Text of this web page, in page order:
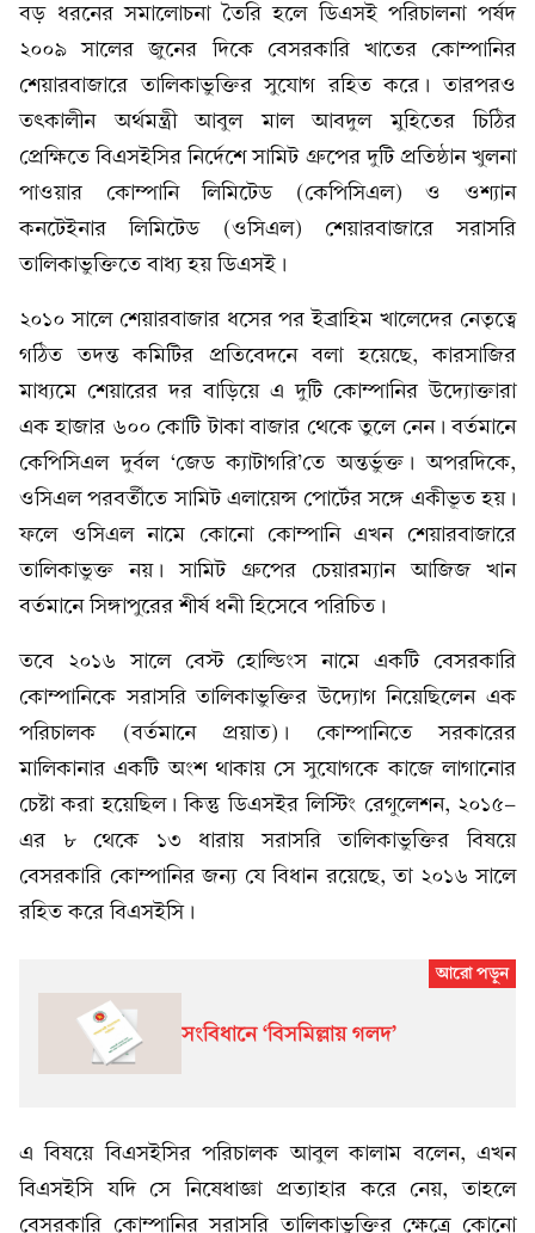
বড় ধরনের সমালোচনা তৈরি হলে ডিএসই পরিচালনা পর্ষদ
২০০৯ সালের জুনের দিকে বেসরকারি খাতের কোম্পানির
শেয়ারবাজারে তালিকাভুক্তির সুযোগ রহিত করে। তারপরও
তৎকালীন অর্থমন্ত্রী আবুল মাল আবদুল মুহিতের চিঠির
প্রেক্ষিতে বিএসইসির নির্দেশে সামিট গ্রুপের দুটি প্রতিষ্ঠান খুলনা
পাওয়ার কোম্পানি লিমিটেড (কেপিসিএল) ও ওশ্যান
কনটেইনার লিমিটেড (ওসিএল) শেয়ারবাজারে সরাসরি
তালিকাভুক্তিতে বাধ্য হয় ডিএসই।
২০১০ সালে শেয়ারবাজার ধসের পর ইব্রাহিম খালেদের নেতৃত্বে
গঠিত তদন্ত কমিটির প্রতিবেদনে বলা হয়েছে, কারসাজির
মাধ্যমে শেয়ারের দর বাড়িয়ে এ দুটি কোম্পানির উদ্যোক্তারা
এক হাজার ৬০০ কোটি টাকা বাজার থেকে তুলে নেন। বর্তমানে
কেপিসিএল দুর্বল ‘জেড ক্যাটাগরি’তে অন্তর্ভুক্ত। অপরদিকে,
ওসিএল পরবর্তীতে সামিট এলায়েন্স পোর্টের সঙ্গে একীভূত হয়।
ফলে ওসিএল নামে কোনো কোম্পানি এখন শেয়ারবাজারে
তালিকাভুক্ত নয়। সামিট গ্রুপের চেয়ারম্যান আজিজ খান
বর্তমানে সিঙ্গাপুরের শীর্ষ ধনী হিসেবে পরিচিত।
তবে ২০১৬ সালে বেস্ট হোল্ডিংস নামে একটি বেসরকারি
কোম্পানিকে সরাসরি তালিকাভুক্তির উদ্যোগ নিয়েছিলেন এক
পরিচালক (বর্তমানে প্রয়াত)। কোম্পানিতে সরকারের
মালিকানার একটি অংশ থাকায় সে সুযোগকে কাজে লাগানোর
চেষ্টা করা হয়েছিল। কিন্তু ডিএসইর লিস্টিং রেগুলেশন, ২০১৫-
এর ৮ থেকে ১৩ ধারায় সরাসরি তালিকাভুক্তির বিষয়ে
বেসরকারি কোম্পানির জন্য যে বিধান রয়েছে, তা ২০১৬ সালে
রহিত করে বিএসইসি।
সংবিধানে ‘বিসমিল্লায় গলদ’
এ বিষয়ে বিএসইসির পরিচালক আবুল কালাম বলেন, এখন
বিএসইসি যদি সে নিষেধাজ্ঞা প্রত্যাহার করে নেয়, তাহলে
বেসরকারি কোম্পানির সরাসরি তালিকাভুক্তির ক্ষেত্রে কোনো